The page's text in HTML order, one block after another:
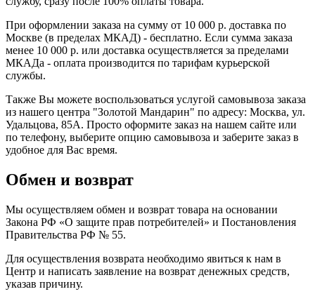
При оформлении заказа на сумму от 10 000 р. доставка по
Москве (в пределах МКАД) - бесплатно. Если сумма заказа
менее 10 000 р. или доставка осуществляется за пределами
МКАДа - оплата производится по тарифам курьерской
службы.
Также Вы можете воспользоваться услугой самовывоза заказа
из нашего центра "Золотой Мандарин" по адресу: Москва, ул.
Удальцова, 85А. Просто оформите заказ на нашем сайте или
по телефону, выберите опцию самовывоза и заберите заказ в
удобное для Вас время.
Обмен и возврат
Мы осуществляем обмен и возврат товара на основании
Закона РФ «О защите прав потребителей» и Постановления
Правительства РФ № 55.
Для осуществления возврата необходимо явиться к нам в
Центр и написать заявление на возврат денежных средств,
указав причину.